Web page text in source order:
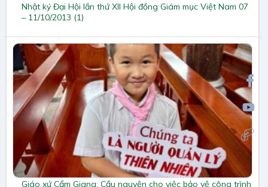
Nhật ký Đại Hội lần thứ XII Hội đồng Giám mục Việt Nam 07
– 11/10/2013 (1)
Giáo xứ Cẩm Giang: Cầu nguyện cho việc bảo vệ công trình